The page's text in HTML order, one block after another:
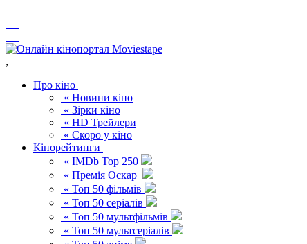
,
Про кіно
« Новини кіно
« Зірки кіно
« HD Трейлери
« Скоро у кіно
Кінорейтинги
« IMDb Top 250
« Премія Оскар
« Топ 50 фільмів
« Топ 50 серіалів
« Топ 50 мультфільмів
« Топ 50 мультсеріалів